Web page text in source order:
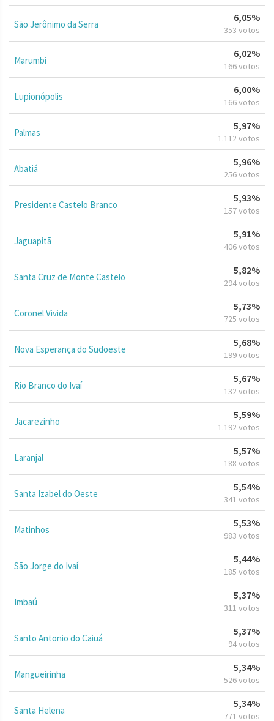
São Jerônimo da Serra
6,05%
353 votos
Marumbi
6,02%
166 votos
Lupionópolis
6,00%
166 votos
Palmas
5,97%
1.112 votos
Abatiá
5,96%
256 votos
Presidente Castelo Branco
5,93%
157 votos
Jaguapitã
5,91%
406 votos
Santa Cruz de Monte Castelo
5,82%
294 votos
Coronel Vivida
5,73%
725 votos
Nova Esperança do Sudoeste
5,68%
199 votos
Rio Branco do Ivaí
5,67%
132 votos
Jacarezinho
5,59%
1.192 votos
Laranjal
5,57%
188 votos
Santa Izabel do Oeste
5,54%
341 votos
Matinhos
5,53%
983 votos
São Jorge do Ivaí
5,44%
185 votos
Imbaú
5,37%
311 votos
Santo Antonio do Caiuá
5,37%
94 votos
Mangueirinha
5,34%
526 votos
Santa Helena
5,34%
771 votos